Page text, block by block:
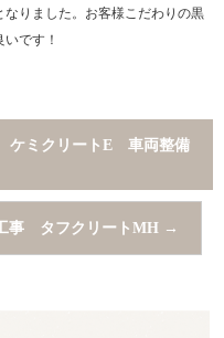
りました。お客様こだわりの黒
です！
ミクリートE 車両整備
事 タフクリートMH →